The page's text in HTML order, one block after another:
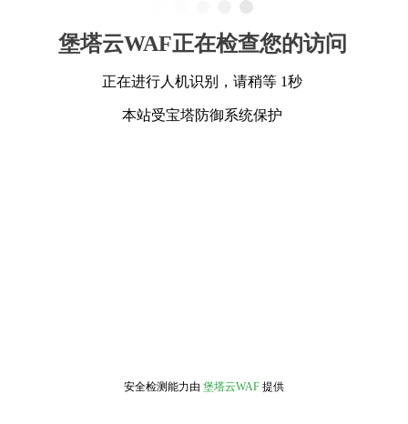
堡塔云WAF正在检查您的访问
正在进行人机识别，请稍等 1秒
本站受宝塔防御系统保护
安全检测能力由 堡塔云WAF 提供